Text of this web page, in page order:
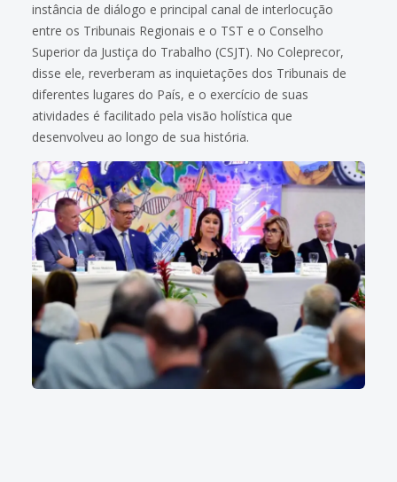
instância de diálogo e principal canal de interlocução
entre os Tribunais Regionais e o TST e o Conselho
Superior da Justiça do Trabalho (CSJT). No Coleprecor,
disse ele, reverberam as inquietações dos Tribunais de
diferentes lugares do País, e o exercício de suas
atividades é facilitado pela visão holística que
desenvolveu ao longo de sua história.